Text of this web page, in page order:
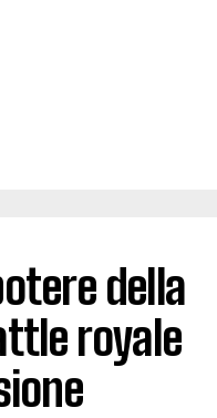
della
royale